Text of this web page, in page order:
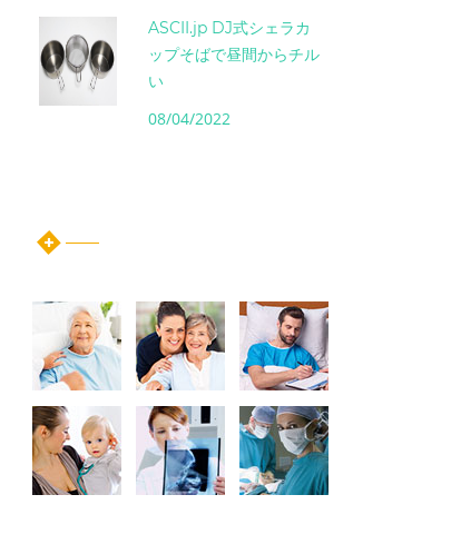
ASCII.jp DJ式シェラカ
ップそばで昼間からチル
い
08/04/2022